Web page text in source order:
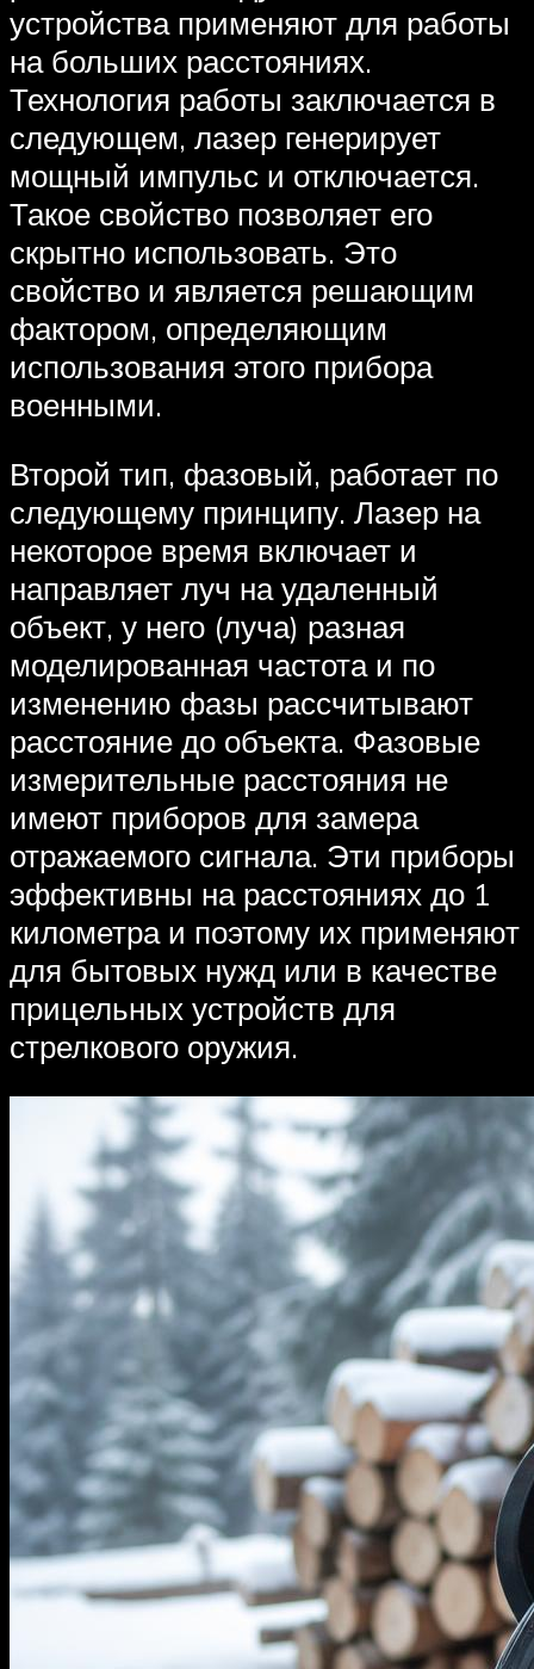
устройства применяют для работы
на больших расстояниях.
Технология работы заключается в
следующем, лазер генерирует
мощный импульс и отключается.
Такое свойство позволяет его
скрытно использовать. Это
свойство и является решающим
фактором, определяющим
использования этого прибора
военными.
Второй тип, фазовый, работает по
следующему принципу. Лазер на
некоторое время включает и
направляет луч на удаленный
объект, у него (луча) разная
моделированная частота и по
изменению фазы рассчитывают
расстояние до объекта. Фазовые
измерительные расстояния не
имеют приборов для замера
отражаемого сигнала. Эти приборы
эффективны на расстояниях до 1
километра и поэтому их применяют
для бытовых нужд или в качестве
прицельных устройств для
стрелкового оружия.